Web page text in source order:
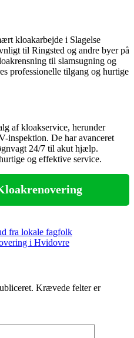
kloakarbejde i Slagelse
til Ringsted og andre byer på
til slamsugning og
professionelle tilgang og hurtige
af kloakservice, herunder
inspektion. De har avanceret
24/7 til akut hjælp.
og effektive service.
fra lokale fagfolk
i Hvidovre
Krævede felter er